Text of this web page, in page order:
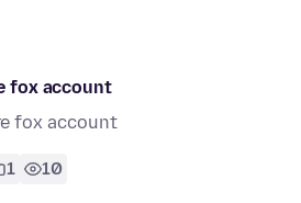
fox account
fox account
1 10